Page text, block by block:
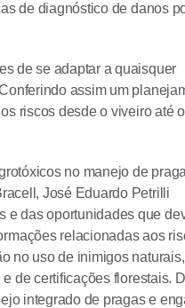
de diagnóstico de danos
de se adaptar a quaisquer
assim um
riscos desde o viveiro até o
no manejo de
José Eduardo Petrilli
e das oportunidades que
relacionadas aos
no uso de inimigos naturais,
de certificações florestais.
integrado de pragas e